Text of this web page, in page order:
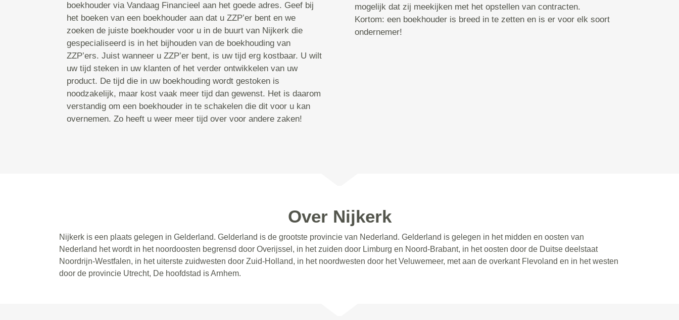
boekhouder via Vandaag Financieel aan het goede adres. Geef bij
het boeken van een boekhouder aan dat u ZZP’er bent en we
zoeken de juiste boekhouder voor u in de buurt van Nijkerk die
gespecialiseerd is in het bijhouden van de boekhouding van
ZZP’ers. Juist wanneer u ZZP’er bent, is uw tijd erg kostbaar. U wilt
uw tijd steken in uw klanten of het verder ontwikkelen van uw
product. De tijd die in uw boekhouding wordt gestoken is
noodzakelijk, maar kost vaak meer tijd dan gewenst. Het is daarom
verstandig om een boekhouder in te schakelen die dit voor u kan
overnemen. Zo heeft u weer meer tijd over voor andere zaken!
mogelijk dat zij meekijken met het opstellen van contracten.
Kortom: een boekhouder is breed in te zetten en is er voor elk soort
ondernemer!
Over Nijkerk
Nijkerk is een plaats gelegen in Gelderland. Gelderland is de grootste provincie van Nederland. Gelderland is gelegen in het midden en oosten van
Nederland het wordt in het noordoosten begrensd door Overijssel, in het zuiden door Limburg en Noord-Brabant, in het oosten door de Duitse deelstaat
Noordrijn-Westfalen, in het uiterste zuidwesten door Zuid-Holland, in het noordwesten door het Veluwemeer, met aan de overkant Flevoland en in het westen
door de provincie Utrecht, De hoofdstad is Arnhem.